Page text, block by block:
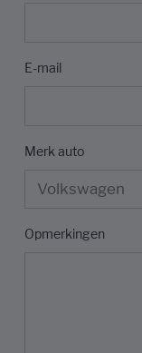
E-mail
Merk auto
Opmerkingen